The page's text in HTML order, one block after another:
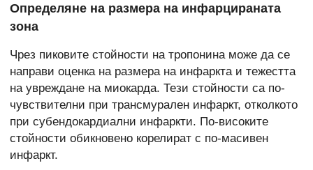
Определяне на размера на инфарцираната
зона
Чрез пиковите стойности на тропонина може да се
направи оценка на размера на инфаркта и тежестта
на увреждане на миокарда. Тези стойности са по-
чувствителни при трансмурален инфаркт, отколкото
при субендокардиални инфаркти. По-високите
стойности обикновено корелират с по-масивен
инфаркт.